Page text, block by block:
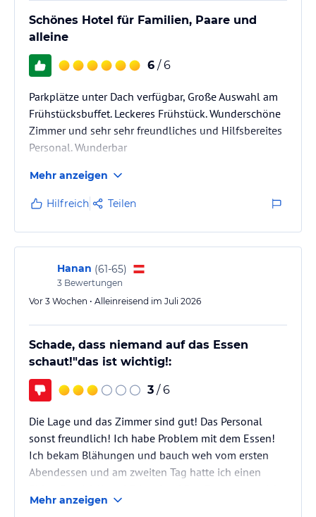
Schönes Hotel für Familien, Paare und
alleine
6 / 6
Parkplätze unter Dach verfügbar, Große Auswahl am
Frühstücksbuffet. Leckeres Frühstück. Wunderschöne
Zimmer und sehr sehr freundliches und Hilfsbereites
Personal. Wunderbar
Mehr anzeigen
Hilfreich Teilen
Hanan (61-65)
3 Bewertungen
Vor 3 Wochen • Alleinreisend im Juli 2026
Schade, dass niemand auf das Essen
schaut!"das ist wichtig!:
3 / 6
Die Lage und das Zimmer sind gut! Das Personal
sonst freundlich! Ich habe Problem mit dem Essen!
Ich bekam Blähungen und bauch weh vom ersten
Abendessen und am zweiten Tag hatte ich einen
weder die 4 stern hotel noch dessen Sauberkeit!
Mehr anzeigen